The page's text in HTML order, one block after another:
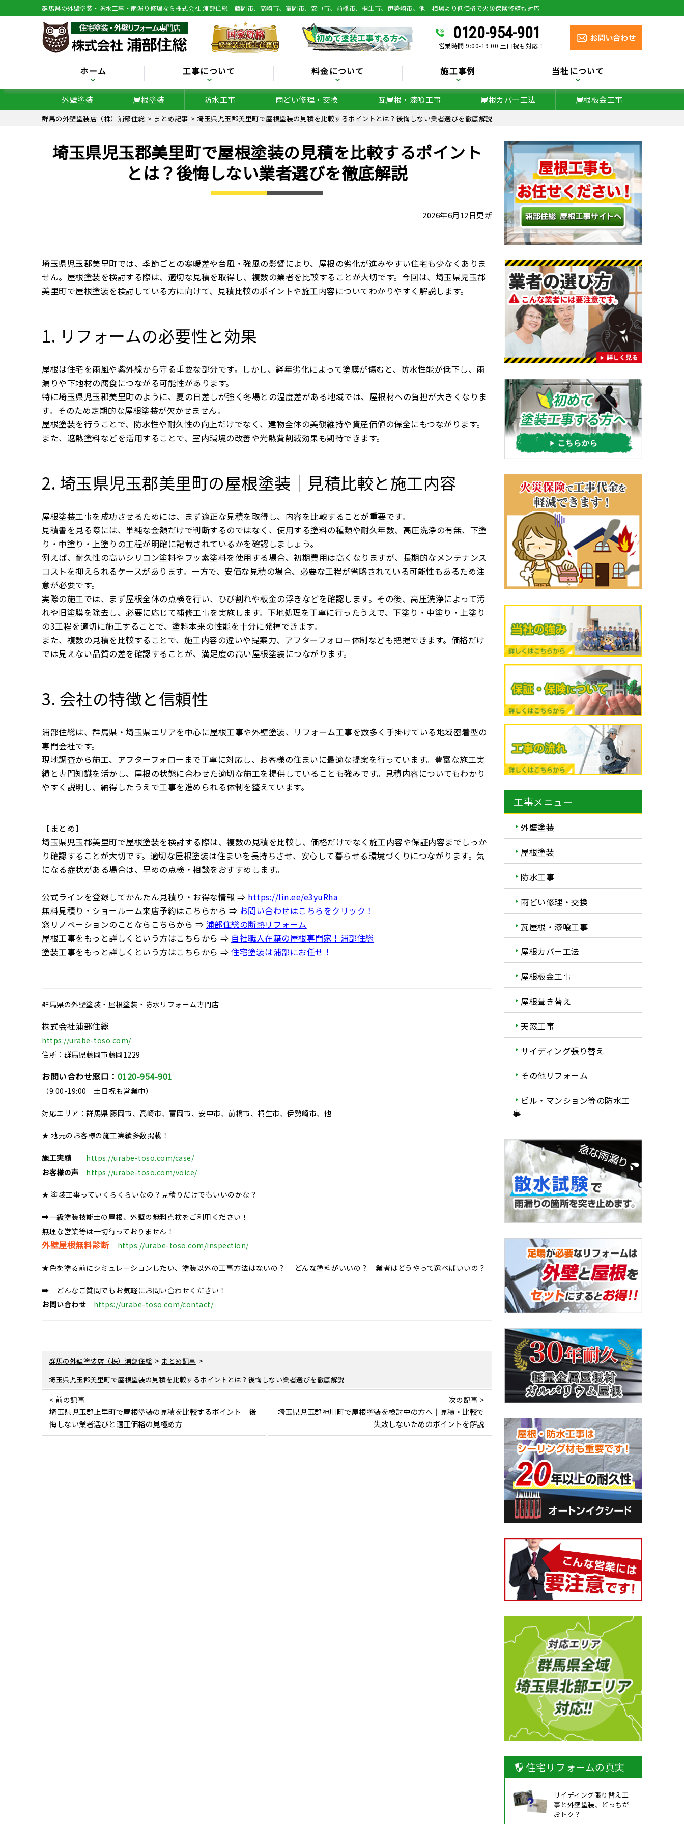
群馬県の外壁塗装・防水工事・雨漏り修理なら株式会社 浦部住総 藤岡市、高崎市、富岡市、安中市、前橋市、桐生市、伊勢崎市、他 相場より低価格で火災保険修繕も対応
0120-954-901
営業時間 9:00-19:00 土日祝も対応！
ホーム 工事について 料金について 施工事例 当社について
外壁塗装 屋根塗装 防水工事 雨どい修理・交換 瓦屋根・漆喰工事 屋根カバー工法 屋根板金工事
群馬の外壁塗装店（株）浦部住総 > まとめ記事 > 埼玉県児玉郡美里町で屋根塗装の見積を比較するポイントとは？後悔しない業者選びを徹底解説
埼玉県児玉郡美里町で屋根塗装の見積を比較するポイント
とは？後悔しない業者選びを徹底解説
2026年6月12日更新
埼玉県児玉郡美里町では、季節ごとの寒暖差や台風・強風の影響により、屋根の劣化が進みやすい住宅も少なくありま
せん。屋根塗装を検討する際は、適切な見積を取得し、複数の業者を比較することが大切です。今回は、埼玉県児玉郡
美里町で屋根塗装を検討している方に向けて、見積比較のポイントや施工内容についてわかりやすく解説します。
1. リフォームの必要性と効果
屋根は住宅を雨風や紫外線から守る重要な部分です。しかし、経年劣化によって塗膜が傷むと、防水性能が低下し、雨
漏りや下地材の腐食につながる可能性があります。
特に埼玉県児玉郡美里町のように、夏の日差しが強く冬場との温度差がある地域では、屋根材への負担が大きくなりま
す。そのため定期的な屋根塗装が欠かせません。
屋根塗装を行うことで、防水性や耐久性の向上だけでなく、建物全体の美観維持や資産価値の保全にもつながります。
また、遮熱塗料などを活用することで、室内環境の改善や光熱費削減効果も期待できます。
2. 埼玉県児玉郡美里町の屋根塗装｜見積比較と施工内容
屋根塗装工事を成功させるためには、まず適正な見積を取得し、内容を比較することが重要です。
見積書を見る際には、単純な金額だけで判断するのではなく、使用する塗料の種類や耐久年数、高圧洗浄の有無、下塗
り・中塗り・上塗りの工程が明確に記載されているかを確認しましょう。
例えば、耐久性の高いシリコン塗料やフッ素塗料を使用する場合、初期費用は高くなりますが、長期的なメンテナンス
コストを抑えられるケースがあります。一方で、安価な見積の場合、必要な工程が省略されている可能性もあるため注
意が必要です。
実際の施工では、まず屋根全体の点検を行い、ひび割れや板金の浮きなどを確認します。その後、高圧洗浄によって汚
れや旧塗膜を除去し、必要に応じて補修工事を実施します。下地処理を丁寧に行ったうえで、下塗り・中塗り・上塗り
の3工程を適切に施工することで、塗料本来の性能を十分に発揮できます。
また、複数の見積を比較することで、施工内容の違いや提案力、アフターフォロー体制なども把握できます。価格だけ
では見えない品質の差を確認することが、満足度の高い屋根塗装につながります。
3. 会社の特徴と信頼性
浦部住総は、群馬県・埼玉県エリアを中心に屋根工事や外壁塗装、リフォーム工事を数多く手掛けている地域密着型の
専門会社です。
現地調査から施工、アフターフォローまで丁寧に対応し、お客様の住まいに最適な提案を行っています。豊富な施工実
績と専門知識を活かし、屋根の状態に合わせた適切な施工を提供していることも強みです。見積内容についてもわかり
やすく説明し、納得したうえで工事を進められる体制を整えています。
【まとめ】
埼玉県児玉郡美里町で屋根塗装を検討する際は、複数の見積を比較し、価格だけでなく施工内容や保証内容までしっか
り確認することが大切です。適切な屋根塗装は住まいを長持ちさせ、安心して暮らせる環境づくりにつながります。気
になる症状がある場合は、早めの点検・相談をおすすめします。
公式ラインを登録してかんたん見積り・お得な情報 ⇒ https://lin.ee/e3yuRha
無料見積り・ショールーム来店予約はこちらから ⇒ お問い合わせはこちらをクリック！
窓リノベーションのことならこちらから ⇒ 浦部住総の断熱リフォーム
屋根工事をもっと詳しくという方はこちらから ⇒ 自社職人在籍の屋根専門家！浦部住総
塗装工事をもっと詳しくという方はこちらから ⇒ 住宅塗装は浦部にお任せ！
群馬県の外壁塗装・屋根塗装・防水リフォーム専門店
株式会社浦部住総
https://urabe-toso.com/
住所：群馬県藤岡市藤岡1229
お問い合わせ窓口： 0120-954-901
（9:00-19:00 土日祝も営業中）
対応エリア：群馬県 藤岡市、高崎市、富岡市、安中市、前橋市、桐生市、伊勢崎市、他
★ 地元のお客様の施工実績多数掲載！
施工実績
https://urabe-toso.com/case/
お客様の声
https://urabe-toso.com/voice/
★ 塗装工事っていくらくらいなの？見積りだけでもいいのかな？
➡一級塗装技能士の屋根、外壁の無料点検をご利用ください！
無理な営業等は一切行っておりません！
外壁屋根無料診断 https://urabe-toso.com/inspection/
★色を塗る前にシミュレーションしたい、塗装以外の工事方法はないの？ どんな塗料がいいの？ 業者はどうやって選べばいいの？
➡ どんなご質問でもお気軽にお問い合わせください！
お問い合わせ
https://urabe-toso.com/contact/
群馬の外壁塗装店（株）浦部住総 > まとめ記事 >
埼玉県児玉郡美里町で屋根塗装の見積を比較するポイントとは？後悔しない業者選びを徹底解説
< 前の記事
埼玉県児玉郡上里町で屋根塗装の見積を比較するポイント｜後
悔しない業者選びと適正価格の見極め方
次の記事 >
埼玉県児玉郡神川町で屋根塗装を検討中の方へ｜見積・比較で
失敗しないためのポイントを解説
工事メニュー
外壁塗装
屋根塗装
防水工事
雨どい修理・交換
瓦屋根・漆喰工事
屋根カバー工法
屋根板金工事
屋根葺き替え
天窓工事
サイディング張り替え
その他リフォーム
ビル・マンション等の防水工
事
住宅リフォームの真実
サイディング張り替え工
事と外壁塗装、どっちが
おトク？